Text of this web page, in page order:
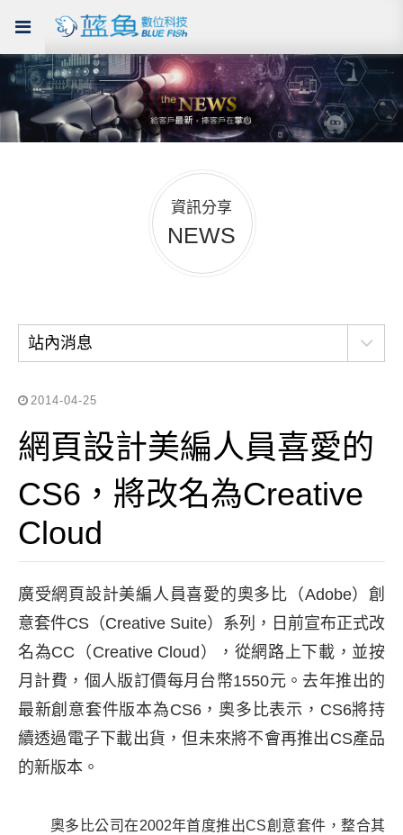
資訊分享
NEWS
站內消息
2014-04-25
網頁設計美編人員喜愛的
CS6，將改名為Creative
Cloud
廣受網頁設計美編人員喜愛的奧多比（Adobe）創
意套件CS（Creative Suite）系列，日前宣布正式改
名為CC（Creative Cloud），從網路上下載，並按
月計費，個人版訂價每月台幣1550元。去年推出的
最新創意套件版本為CS6，奧多比表示，CS6將持
續透過電子下載出貨，但未來將不會再推出CS產品
的新版本。
奧多比公司在2002年首度推出CS創意套件，整合其